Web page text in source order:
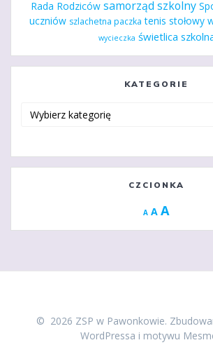
Rada Rodziców samorząd szkolny
uczniów szlachetna paczka tenis stołowy
wycieczka świetlica
KATEGORIE
CZCIONKA
A Decrease
A Reset
A
© 2026 ZSP w Pawonkowie.
WordPressa i motywu